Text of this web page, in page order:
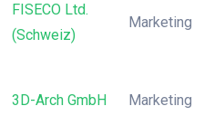
FISECO Ltd.
(Schweiz)
Marketing
3D-Arch GmbH Marketing